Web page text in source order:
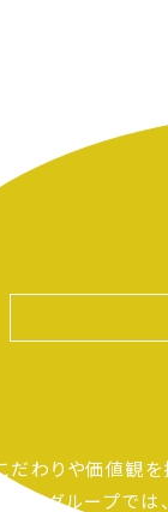
だわりや価値観
ィーグループでは